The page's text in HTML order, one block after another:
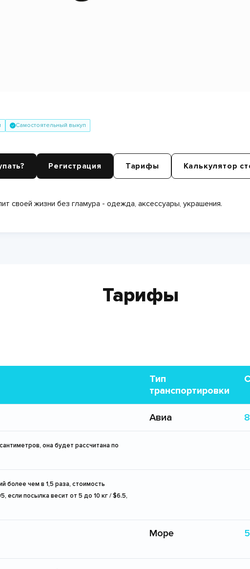
Самостоятельный выкуп
Регистрация Тарифы Калькулятор
своей жизни без гламура - одежда, аксессуары, украшения.
Тарифы
Тип
транспортировки
Авиа
она будет рассчитана по
более чем в 1,5 раза, стоимость
если посылка весит от 5 до 10 кг / $6.5,
Море